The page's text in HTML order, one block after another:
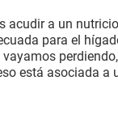
acudir a un
para el
está asociada a